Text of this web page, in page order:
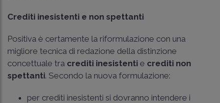
Crediti inesistenti e non spettanti
Positiva è certamente la riformulazione con una
migliore tecnica di redazione della distinzione
concettuale tra crediti inesistenti e crediti non
spettanti. Secondo la nuova formulazione:
per crediti inesistenti si dovranno intendere i